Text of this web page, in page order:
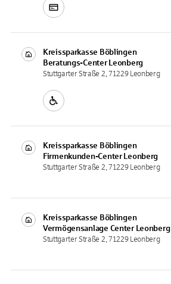
Kreissparkasse Böblingen
Beratungs-Center
Leonberg
Stuttgarter Straße 2, 71229 Leonberg
Kreissparkasse Böblingen
Firmenkunden-Center
Leonberg
Stuttgarter Straße 2, 71229 Leonberg
Kreissparkasse Böblingen
Vermögensanlage Center
Leonberg
Stuttgarter Straße 2, 71229 Leonberg